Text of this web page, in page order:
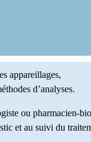
appareillages,
d’analyses.
ou pharmacien-
et au suivi du